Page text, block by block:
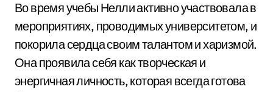
Во время учебы Нелли активно участвовала в
мероприятиях, проводимых университетом, и
покорила сердца своим талантом и харизмой.
Она проявила себя как творческая и
энергичная личность, которая всегда готова